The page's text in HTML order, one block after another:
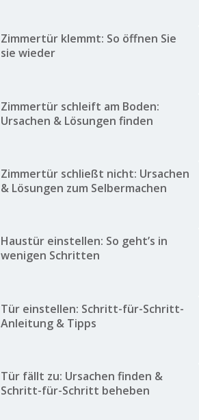
Zimmertür klemmt: So öffnen Sie
sie wieder
Zimmertür schleift am Boden:
Ursachen & Lösungen finden
Zimmertür schließt nicht: Ursachen
& Lösungen zum Selbermachen
Haustür einstellen: So geht’s in
wenigen Schritten
Tür einstellen: Schritt-für-Schritt-
Anleitung & Tipps
Tür fällt zu: Ursachen finden &
Schritt-für-Schritt beheben